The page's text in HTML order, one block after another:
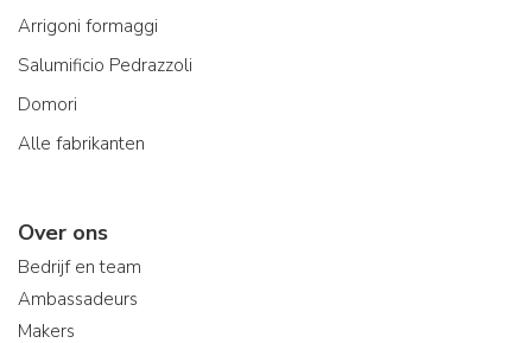
Arrigoni formaggi
Salumificio Pedrazzoli
Domori
Alle fabrikanten
Over ons
Bedrijf en team
Ambassadeurs
Makers